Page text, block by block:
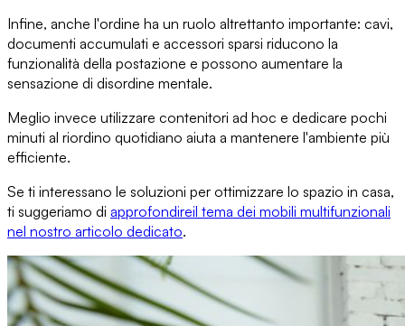
Infine, anche l'ordine ha un ruolo altrettanto importante: cavi,
documenti accumulati e accessori sparsi riducono la
funzionalità della postazione e possono aumentare la
sensazione di disordine mentale.
Meglio invece utilizzare contenitori ad hoc e dedicare pochi
minuti al riordino quotidiano aiuta a mantenere l'ambiente più
efficiente.
Se ti interessano le soluzioni per ottimizzare lo spazio in casa,
ti suggeriamo di approfondireil tema dei mobili multifunzionali
nel nostro articolo dedicato.